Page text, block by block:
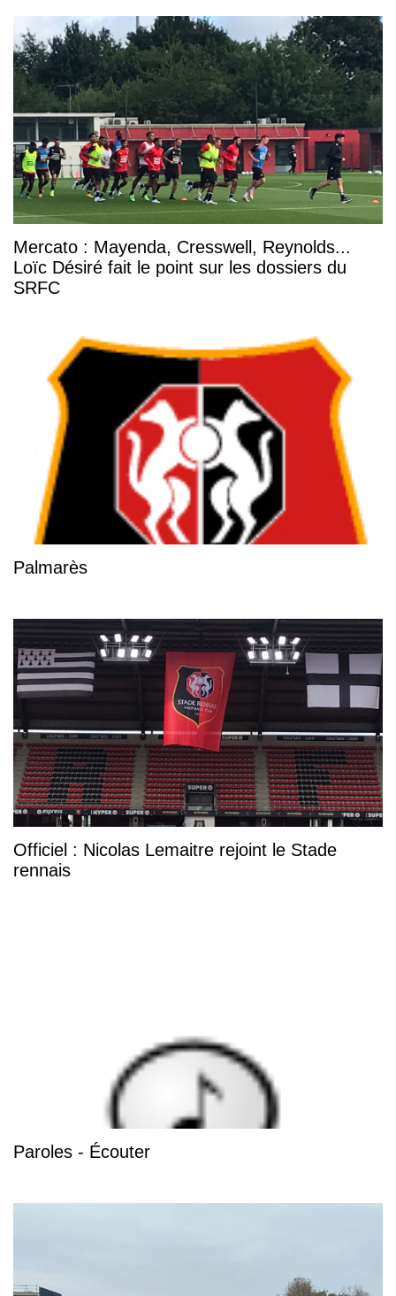
Mercato : Mayenda, Cresswell, Reynolds...
Loïc Désiré fait le point sur les dossiers du
SRFC
Palmarès
Officiel : Nicolas Lemaitre rejoint le Stade
rennais
Paroles - Écouter